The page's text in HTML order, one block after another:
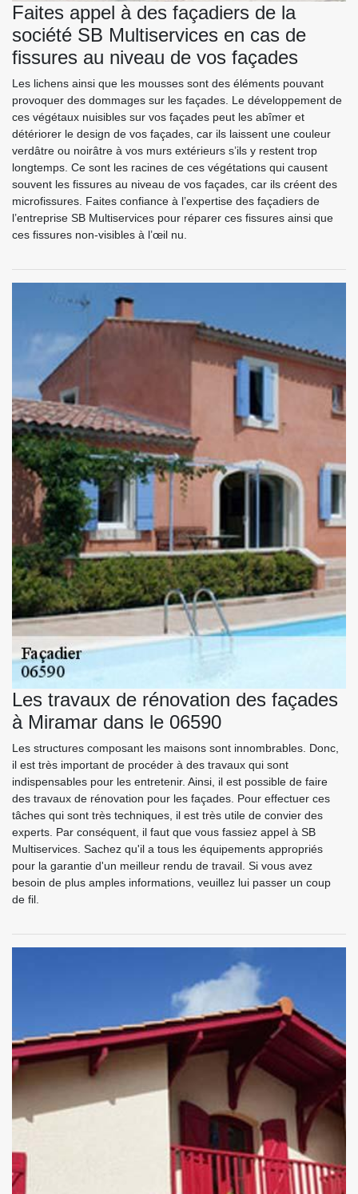
Faites appel à des façadiers de la
société SB Multiservices en cas de
fissures au niveau de vos façades
Les lichens ainsi que les mousses sont des éléments pouvant
provoquer des dommages sur les façades. Le développement de
ces végétaux nuisibles sur vos façades peut les abîmer et
détériorer le design de vos façades, car ils laissent une couleur
verdâtre ou noirâtre à vos murs extérieurs s’ils y restent trop
longtemps. Ce sont les racines de ces végétations qui causent
souvent les fissures au niveau de vos façades, car ils créent des
microfissures. Faites confiance à l’expertise des façadiers de
l’entreprise SB Multiservices pour réparer ces fissures ainsi que
ces fissures non-visibles à l’œil nu.
Les travaux de rénovation des façades
à Miramar dans le 06590
Les structures composant les maisons sont innombrables. Donc,
il est très important de procéder à des travaux qui sont
indispensables pour les entretenir. Ainsi, il est possible de faire
des travaux de rénovation pour les façades. Pour effectuer ces
tâches qui sont très techniques, il est très utile de convier des
experts. Par conséquent, il faut que vous fassiez appel à SB
Multiservices. Sachez qu'il a tous les équipements appropriés
pour la garantie d'un meilleur rendu de travail. Si vous avez
besoin de plus amples informations, veuillez lui passer un coup
de fil.